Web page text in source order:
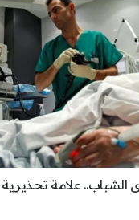
علامة تحذيرية